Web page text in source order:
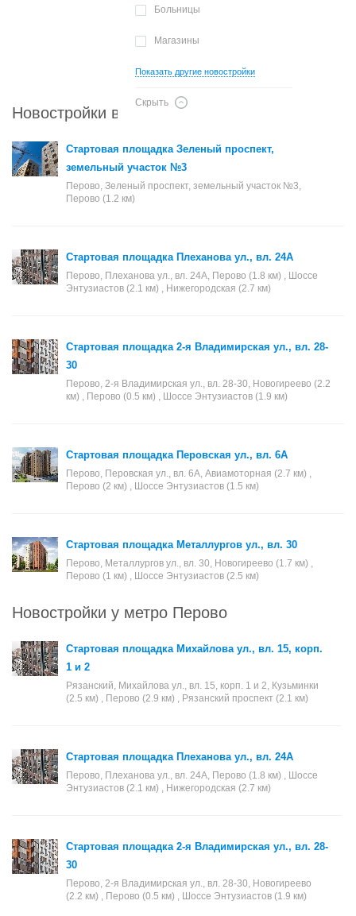
Больницы
Магазины
Показать другие новостройки
Скрыть
Новостройки в районе Перово
Стартовая площадка Зеленый проспект,
земельный участок №3
Перово, Зеленый проспект, земельный участок №3,
Перово (1.2 км)
Стартовая площадка Плеханова ул., вл. 24А
Перово, Плеханова ул., вл. 24А, Перово (1.8 км) , Шоссе
Энтузиастов (2.1 км) , Нижегородская (2.7 км)
Стартовая площадка 2-я Владимирская ул., вл. 28-
30
Перово, 2-я Владимирская ул., вл. 28-30, Новогиреево (2.2
км) , Перово (0.5 км) , Шоссе Энтузиастов (1.9 км)
Стартовая площадка Перовская ул., вл. 6А
Перово, Перовская ул., вл. 6А, Авиамоторная (2.7 км) ,
Перово (2 км) , Шоссе Энтузиастов (1.5 км)
Стартовая площадка Металлургов ул., вл. 30
Перово, Металлургов ул., вл. 30, Новогиреево (1.7 км) ,
Перово (1 км) , Шоссе Энтузиастов (2.5 км)
Новостройки у метро Перово
Стартовая площадка Михайлова ул., вл. 15, корп.
1 и 2
Рязанский, Михайлова ул., вл. 15, корп. 1 и 2, Кузьминки
(2.5 км) , Перово (2.9 км) , Рязанский проспект (2.1 км)
Стартовая площадка Плеханова ул., вл. 24А
Перово, Плеханова ул., вл. 24А, Перово (1.8 км) , Шоссе
Энтузиастов (2.1 км) , Нижегородская (2.7 км)
Стартовая площадка 2-я Владимирская ул., вл. 28-
30
Перово, 2-я Владимирская ул., вл. 28-30, Новогиреево
(2.2 км) , Перово (0.5 км) , Шоссе Энтузиастов (1.9 км)